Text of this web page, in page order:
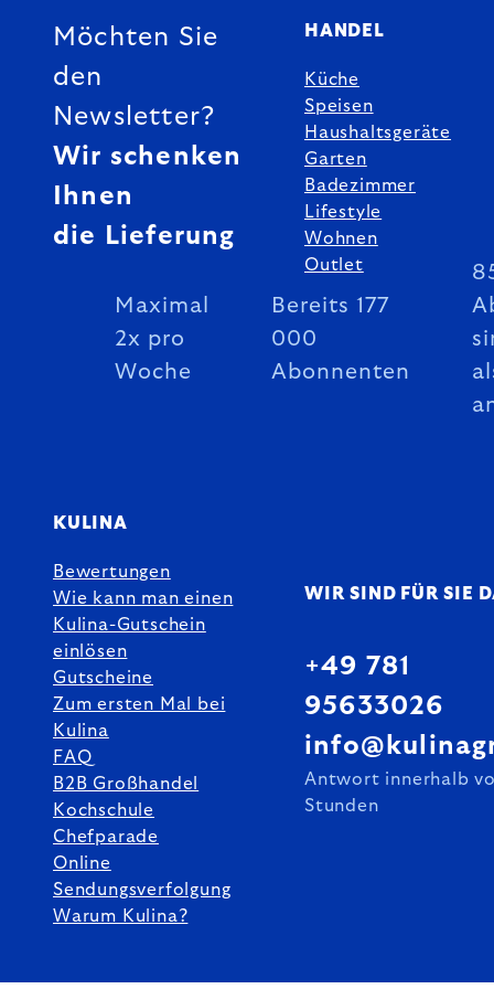
Möchten Sie
den
Newsletter?
Wir schenken
Ihnen
die Lieferung
Maximal
2x pro
Woche
Bereits 177
000
Abonnenten
HANDEL
Küche
Speisen
Haushaltsgeräte
Garten
Badezimmer
Lifestyle
Wohnen
Outlet
KULINA
Bewertungen
Wie kann man einen
Kulina-Gutschein
einlösen
Gutscheine
Zum ersten Mal bei
Kulina
FAQ
B2B Großhandel
Kochschule
Chefparade
Online
Sendungsverfolgung
Warum Kulina?
WIR SIND FÜR SIE
+49 781
95633026
Antwort innerhalb
Stunden